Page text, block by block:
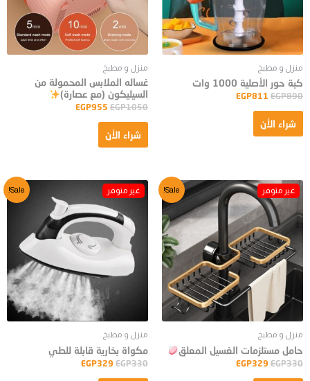
منزل و مطبخ
كبة حور الأصلية 1000 وات
EGP890
EGP811
شراء الأن
منزل و مطبخ
غساله الملابس المحمولة من
السيليكون (مع عصارة)
EGP1050
EGP955
شراء الأن
Sale!
منزل و مطبخ
حامل مستلزمات الغسيل المعلق
EGP330
EGP329
Sale!
منزل و مطبخ
مكواة بخارية قابلة للطي
EGP330
EGP329